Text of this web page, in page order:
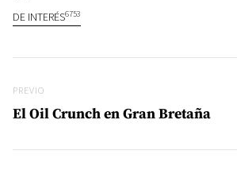
DE INTERÉS6753
Previo
PREVIO
El Oil Crunch en Gran Bretaña